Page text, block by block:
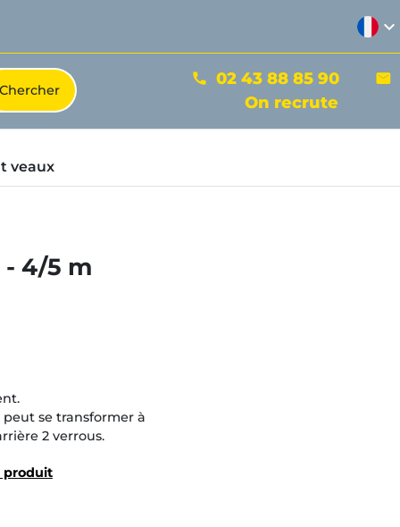
expand_more
phone 02 43 88 85 90 mail
On recrute
veaux
4/5 m
peut se transformer à
2 verrous.
produit